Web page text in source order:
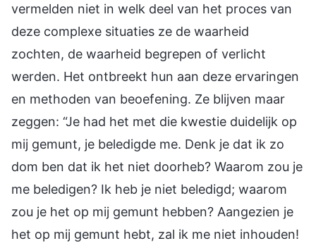
vermelden niet in welk deel van het proces van
deze complexe situaties ze de waarheid
zochten, de waarheid begrepen of verlicht
werden. Het ontbreekt hun aan deze ervaringen
en methoden van beoefening. Ze blijven maar
zeggen: “Je had het met die kwestie duidelijk op
mij gemunt, je beledigde me. Denk je dat ik zo
dom ben dat ik het niet doorheb? Waarom zou je
me beledigen? Ik heb je niet beledigd; waarom
zou je het op mij gemunt hebben? Aangezien je
het op mij gemunt hebt, zal ik me niet inhouden!